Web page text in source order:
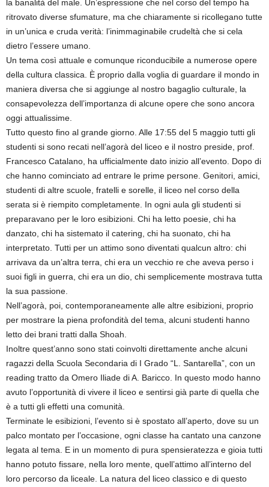
la banalità del male. Un’espressione che nel corso del tempo ha
ritrovato diverse sfumature, ma che chiaramente si ricollegano tutte
in un’unica e cruda verità: l’inimmaginabile crudeltà che si cela
dietro l’essere umano.
Un tema così attuale e comunque riconducibile a numerose opere
della cultura classica. È proprio dalla voglia di guardare il mondo in
maniera diversa che si aggiunge al nostro bagaglio culturale, la
consapevolezza dell’importanza di alcune opere che sono ancora
oggi attualissime.
Tutto questo fino al grande giorno. Alle 17:55 del 5 maggio tutti gli
studenti si sono recati nell’agorà del liceo e il nostro preside, prof.
Francesco Catalano, ha ufficialmente dato inizio all’evento. Dopo di
che hanno cominciato ad entrare le prime persone. Genitori, amici,
studenti di altre scuole, fratelli e sorelle, il liceo nel corso della
serata si è riempito completamente. In ogni aula gli studenti si
preparavano per le loro esibizioni. Chi ha letto poesie, chi ha
danzato, chi ha sistemato il catering, chi ha suonato, chi ha
interpretato. Tutti per un attimo sono diventati qualcun altro: chi
arrivava da un’altra terra, chi era un vecchio re che aveva perso i
suoi figli in guerra, chi era un dio, chi semplicemente mostrava tutta
la sua passione.
Nell’agorà, poi, contemporaneamente alle altre esibizioni, proprio
per mostrare la piena profondità del tema, alcuni studenti hanno
letto dei brani tratti dalla Shoah.
Inoltre quest’anno sono stati coinvolti direttamente anche alcuni
ragazzi della Scuola Secondaria di I Grado “L. Santarella”, con un
reading tratto da Omero Iliade di A. Baricco. In questo modo hanno
avuto l’opportunità di vivere il liceo e sentirsi già parte di quella che
è a tutti gli effetti una comunità.
Terminate le esibizioni, l’evento si è spostato all’aperto, dove su un
palco montato per l’occasione, ogni classe ha cantato una canzone
legata al tema. E in un momento di pura spensieratezza e gioia tutti
hanno potuto fissare, nella loro mente, quell’attimo all’interno del
loro percorso da liceale. La natura del liceo classico e di questo